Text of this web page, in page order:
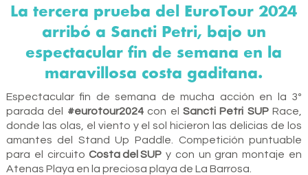
La tercera prueba del EuroTour 2024
arribó a Sancti Petri, bajo un
espectacular fin de semana en la
maravillosa costa gaditana.
Espectacular fin de semana de mucha acción en la 3º
parada del #eurotour2024con el Sancti Petri SUPRace,
donde las olas, el viento y el sol hicieron las delicias de los
amantes del Stand Up Paddle. Competición puntuable
para el circuito Costa del SUP y con un gran montaje en
Atenas Playa en la preciosa playa de La Barrosa.